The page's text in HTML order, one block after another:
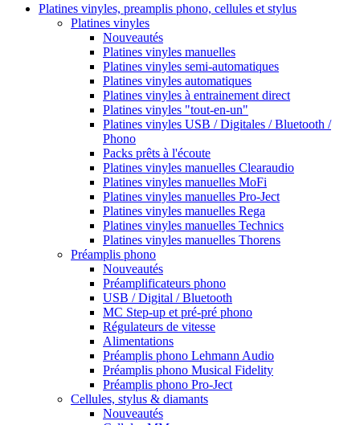
Platines vinyles, preamplis phono, cellules et stylus
Platines vinyles
Nouveautés
Platines vinyles manuelles
Platines vinyles semi-automatiques
Platines vinyles automatiques
Platines vinyles à entrainement direct
Platines vinyles "tout-en-un"
Platines vinyles USB / Digitales / Bluetooth /
Phono
Packs prêts à l'écoute
Platines vinyles manuelles Clearaudio
Platines vinyles manuelles MoFi
Platines vinyles manuelles Pro-Ject
Platines vinyles manuelles Rega
Platines vinyles manuelles Technics
Platines vinyles manuelles Thorens
Préamplis phono
Nouveautés
Préamplificateurs phono
USB / Digital / Bluetooth
MC Step-up et pré-pré phono
Régulateurs de vitesse
Alimentations
Préamplis phono Lehmann Audio
Préamplis phono Musical Fidelity
Préamplis phono Pro-Ject
Cellules, stylus & diamants
Nouveautés